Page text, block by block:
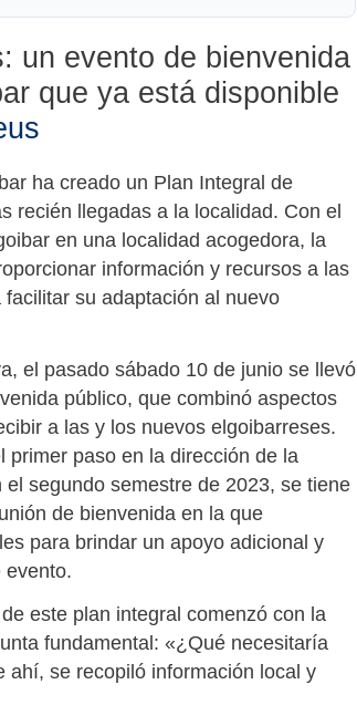
un evento de bienvenida
que ya está disponible
ha creado un Plan Integral de
recién llegadas a la localidad. Con el
en una localidad acogedora, la
información y recursos a las
su adaptación al nuevo
el pasado sábado 10 de junio se llevó
público, que combinó aspectos
a las y los nuevos elgoibarreses.
primer paso en la dirección de la
segundo semestre de 2023, se tiene
de bienvenida en la que
para brindar un apoyo adicional y
evento.
este plan integral comenzó con la
fundamental: «¿Qué necesitaría
ahí, se recopiló información local y